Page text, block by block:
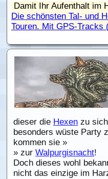
Damit Ihr Aufenthalt im
Die schönsten Tal- und
Touren. Mit GPS-Tracks
dieser die Hexen zu
besonders wüste Party
kommen sie »
» zur Walpurgisnacht!
Doch dieses wohl
nicht das einzige im